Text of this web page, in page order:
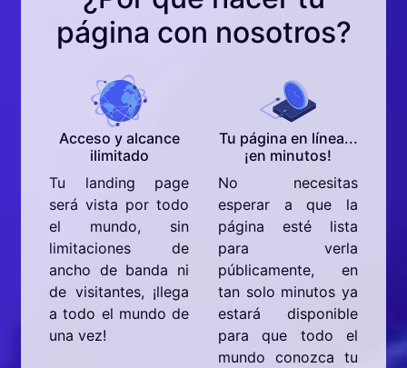
página con nosotros?
Acceso y alcance
ilimitado
Tu landing page
será vista por todo
el mundo, sin
limitaciones de
ancho de banda ni
de visitantes, ¡llega
a todo el mundo de
una vez!
Tu página en línea...
¡en minutos!
No necesitas
esperar a que la
página esté lista
para verla
públicamente, en
tan solo minutos ya
estará disponible
para que todo el
mundo conozca tu